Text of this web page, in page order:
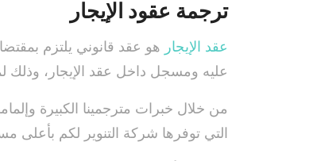
ترجمة عقود الإيجار
عقد الإيجار هو عقد قانوني يلتزم
عليه ومسجل داخل عقد الإيجار، وذلك
من خلال خبرات مترجمينا الكبيرة
التي توفرها شركة التنوير لكم بأعلى